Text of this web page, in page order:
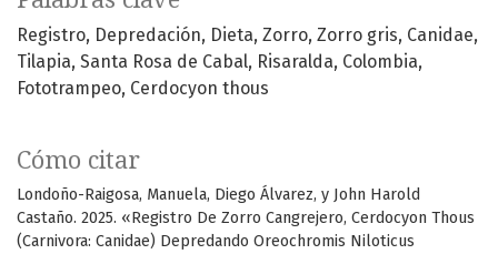
Registro Depredación Dieta Zorro Zorro gris Canidae
Tilapia Santa Rosa de Cabal Risaralda Colombia
Fototrampeo Cerdocyon thous
Cómo citar
Londoño-Raigosa, Manuela, Diego Álvarez, y John Harold
Castaño. 2025. «Registro De Zorro Cangrejero, Cerdocyon Thous
(Carnivora: Canidae) Depredando Oreochromis Niloticus